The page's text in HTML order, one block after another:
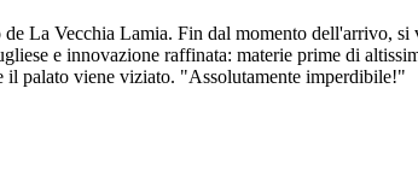
La Vecchia Lamia. Fin dal momento dell'arrivo,
e innovazione raffinata: materie prime di
il palato viene viziato. "Assolutamente imperdibile!"